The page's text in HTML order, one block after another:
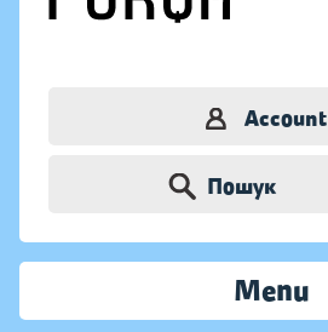
Account
Пошук
Menu